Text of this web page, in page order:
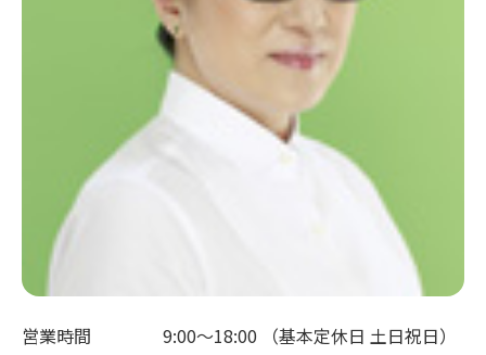
営業時間
9:00～18:00 （基本定休日 土日祝日）